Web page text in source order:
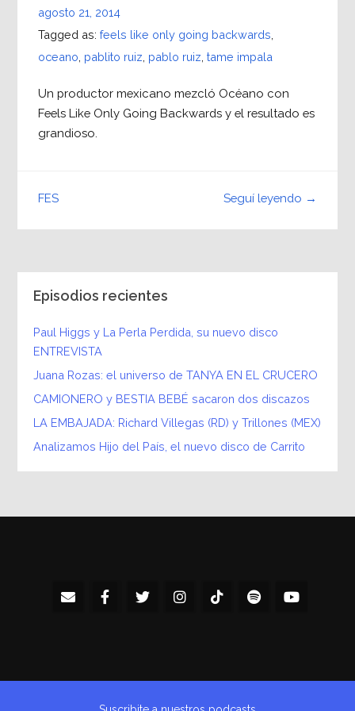
agosto 21, 2014
Tagged as: feels like only going backwards
oceano pablito ruiz pablo ruiz tame impala
Un productor mexicano mezcló Océano con
Feels Like Only Going Backwards y el resultado es
grandioso.
Seguí leyendo →
FES
Episodios recientes
Paul Higgs y La Perla Perdida, su nuevo disco
ENTREVISTA
Juana Rozas: el universo de TANYA EN EL CRUCERO
CAMIONERO y BESTIA BEBÉ sacaron dos discazos
LA EMBAJADA: Richard Villegas (RD) y Trillones (MEX)
Analizamos Hijo del País, el nuevo disco de Carrito